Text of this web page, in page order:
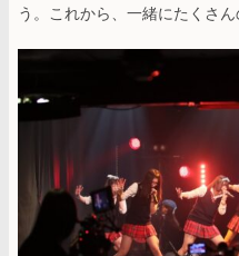
う。これから、一緒にたくさ